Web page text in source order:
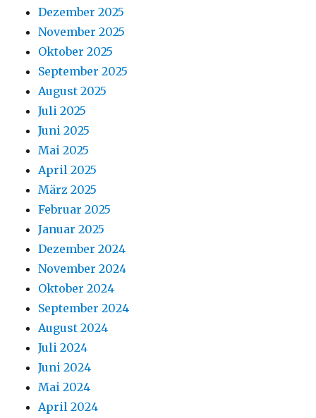
Dezember 2025
November 2025
Oktober 2025
September 2025
August 2025
Juli 2025
Juni 2025
Mai 2025
April 2025
März 2025
Februar 2025
Januar 2025
Dezember 2024
November 2024
Oktober 2024
September 2024
August 2024
Juli 2024
Juni 2024
Mai 2024
April 2024